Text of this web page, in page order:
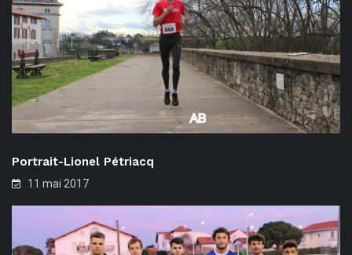
Portrait-Lionel Pétriacq
11 mai 2017